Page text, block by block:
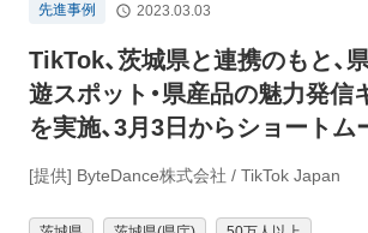
先進事例 2023.03.03
TikTok、茨城県と連携のもと、
遊スポット・県産品の魅力発信
を実施、3月3日からショートム
[提供] ByteDance株式会社 / TikTok Japan